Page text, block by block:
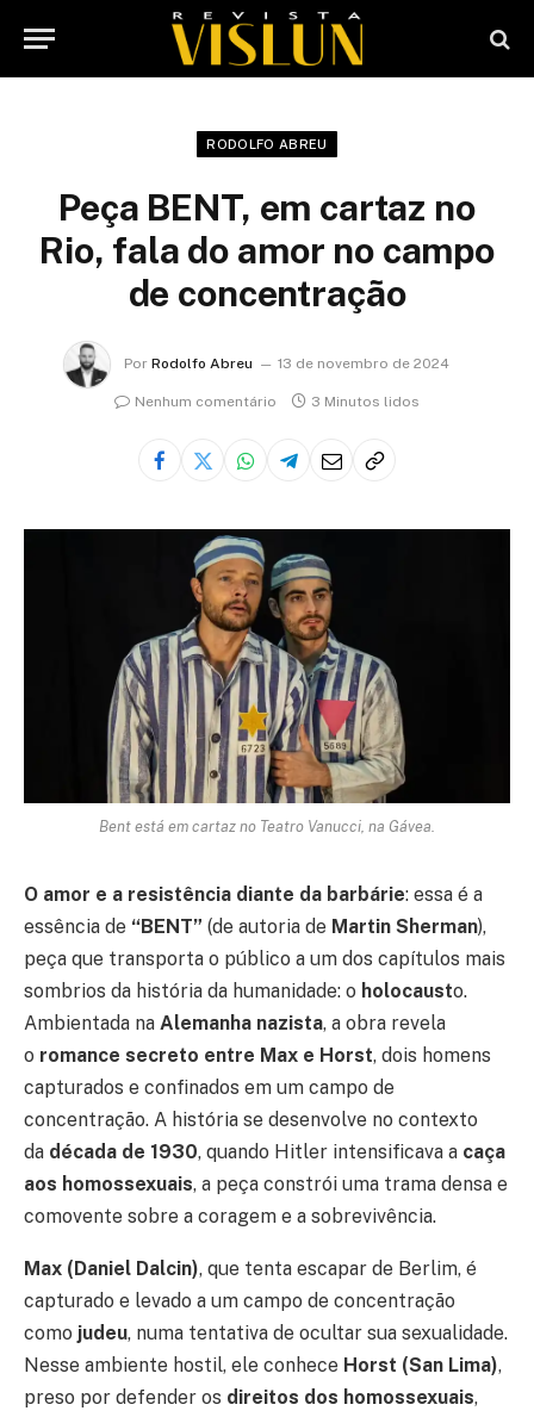
RODOLFO ABREU
Peça BENT, em cartaz no
Rio, fala do amor no campo
de concentração
Por Rodolfo Abreu 13 de novembro de 2024
Nenhum comentário 3 Minutos lidos
Bent está em cartaz no Teatro Vanucci, na Gávea.
O amor e a resistência diante da barbárie: essa é a
essência de “BENT” (de autoria de Martin Sherman),
peça que transporta o público a um dos capítulos mais
sombrios da história da humanidade: o holocausto.
Ambientada na Alemanha nazista, a obra revela
o romance secreto entre Max e Horst, dois homens
capturados e confinados em um campo de
concentração. A história se desenvolve no contexto
da década de 1930, quando Hitler intensificava a caça
aos homossexuais, a peça constrói uma trama densa e
comovente sobre a coragem e a sobrevivência.
Max (Daniel Dalcin), que tenta escapar de Berlim, é
capturado e levado a um campo de concentração
como judeu, numa tentativa de ocultar sua sexualidade.
Nesse ambiente hostil, ele conhece Horst (San Lima),
preso por defender os direitos dos homossexuais,